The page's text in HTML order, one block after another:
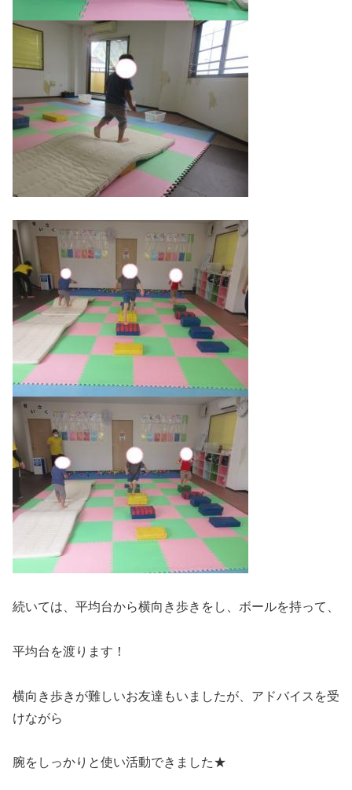
続いては、平均台から横向き歩きをし、ボールを持って、
平均台を渡ります！
横向き歩きが難しいお友達もいましたが、アドバイスを受
けながら
腕をしっかりと使い活動できました★